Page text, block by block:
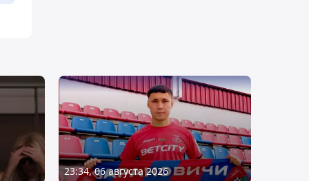
23:34, 06 августа 2026